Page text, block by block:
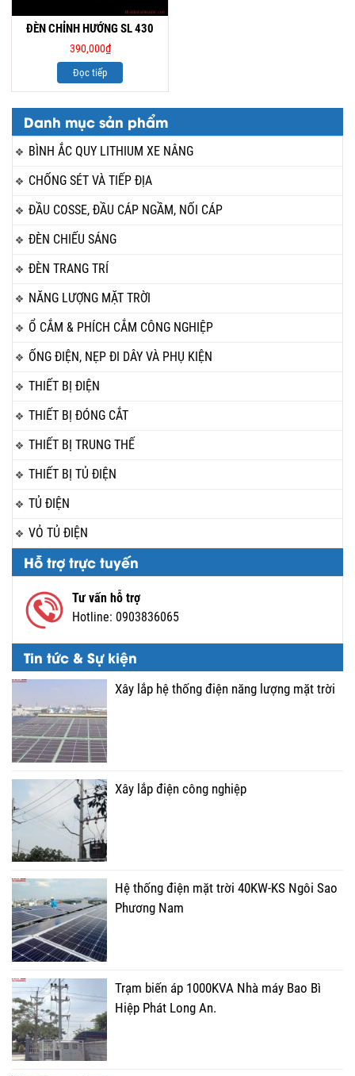
Danh mục sản phẩm
BÌNH ẮC QUY LITHIUM XE NÂNG
CHỐNG SÉT VÀ TIẾP ĐỊA
ĐẦU COSSE, ĐẦU CÁP NGẦM, NỐI CÁP
ĐÈN CHIẾU SÁNG
ĐÈN TRANG TRÍ
NĂNG LƯỢNG MẶT TRỜI
Ổ CẮM & PHÍCH CẮM CÔNG NGHIỆP
ỐNG ĐIỆN, NẸP ĐI DÂY VÀ PHỤ KIỆN
THIẾT BỊ ĐIỆN
THIẾT BỊ ĐÓNG CẮT
THIẾT BỊ TRUNG THẾ
THIẾT BỊ TỦ ĐIỆN
TỦ ĐIỆN
VỎ TỦ ĐIỆN
Hỗ trợ trực tuyến
Tư vấn hỗ trợ
Hotline: 0903836065
Tin tức & Sự kiện
Xây lắp hệ thống điện năng lượng mặt trời
Xây lắp điện công nghiệp
Hệ thống điện mặt trời 40KW-KS Ngôi Sao
Phương Nam
Trạm biến áp 1000KVA Nhà máy Bao Bì
Hiệp Phát Long An.
ĐÈN CHỈNH HƯỚNG SL 430
390,000₫
Đọc tiếp